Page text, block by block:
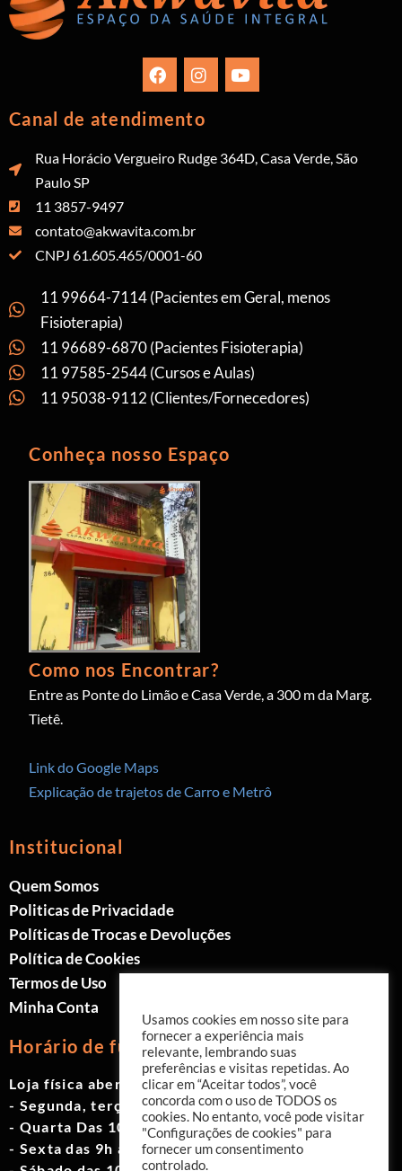
Canal de atendimento
Rua Horácio Vergueiro Rudge 364D, Casa Verde, São
Paulo SP
11 3857-9497
contato@akwavita.com.br
CNPJ 61.605.465/0001-60
11 99664-7114 (Pacientes em Geral, menos
Fisioterapia)
11 96689-6870 (Pacientes Fisioterapia)
11 97585-2544 (Cursos e Aulas)
11 95038-9112 (Clientes/Fornecedores)
Conheça nosso Espaço
Como nos Encontrar?
Entre as Ponte do Limão e Casa Verde, a 300 m da Marg.
Tietê.
Link do Google Maps
Explicação de trajetos de Carro e Metrô
Institucional
Quem Somos
Politicas de Privacidade
Políticas de Trocas e Devoluções
Política de Cookies
Termos de Uso
Minha Conta
Horário de funcionamento
Loja física aberta de Segunda à Sábado.
- Segunda, terça e quinta das 9h às 19h
- Quarta Das 10h às 18h
- Sexta das 9h às 18h
Usamos cookies em nosso site para
fornecer a experiência mais
relevante, lembrando suas
preferências e visitas repetidas. Ao
clicar em “Aceitar todos”, você
concorda com o uso de TODOS os
cookies. No entanto, você pode visitar
"Configurações de cookies" para
fornecer um consentimento
controlado.